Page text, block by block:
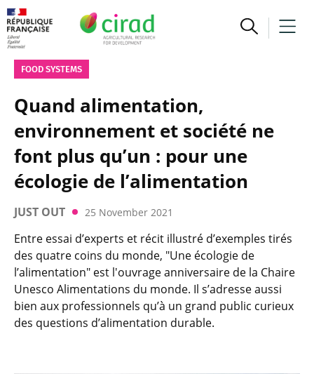
FOOD SYSTEMS
Quand alimentation,
environnement et société ne
font plus qu’un : pour une
écologie de l’alimentation
JUST OUT 25 November 2021
Entre essai d’experts et récit illustré d’exemples tirés
des quatre coins du monde, "Une écologie de
l’alimentation" est l'ouvrage anniversaire de la Chaire
Unesco Alimentations du monde. Il s’adresse aussi
bien aux professionnels qu’à un grand public curieux
des questions d’alimentation durable.